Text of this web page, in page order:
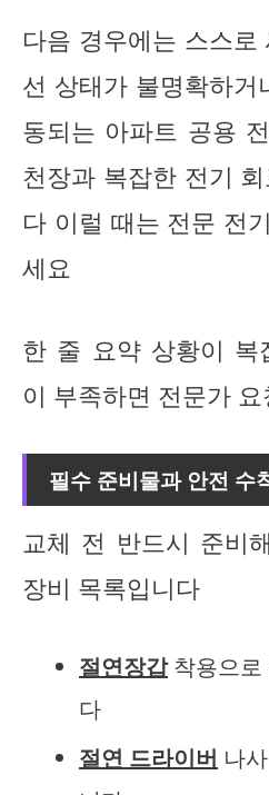
다음 경우에는 스스로
선 상태가 불명확하거
동되는 아파트 공용
천장과 복잡한 전기
다 이럴 때는 전문 전
세요
한 줄 요약 상황이 복
이 부족하면 전문가
필수 준비물과 안전 수
교체 전 반드시 준비
장비 목록입니다
절연장갑착용으로
다
절연 드라이버 나